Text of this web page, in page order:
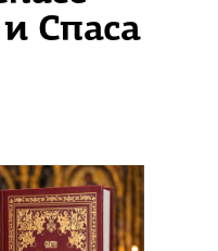
Спаса